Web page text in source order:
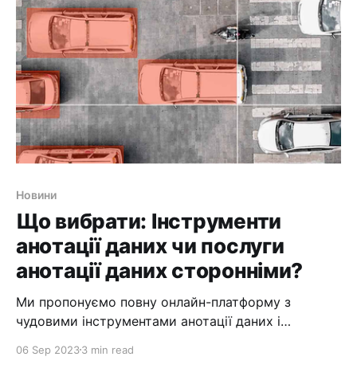
досвіду та навичок працівників. Вирішенням цієї
проблеми є анотація зображення комп’
Новини
Що вибрати: Інструменти
анотації даних чи послуги
анотації даних сторонніми?
Ми пропонуємо повну онлайн-платформу з
чудовими інструментами анотації даних і
найкращі послуги аутсорсингу анотації даних.
06 Sep 20233 min read